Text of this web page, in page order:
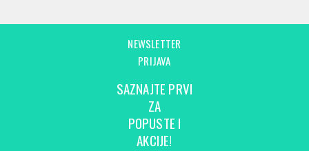
NEWSLETTER
PRIJAVA
SAZNAJTE PRVI
ZA
POPUSTE I
AKCIJE!